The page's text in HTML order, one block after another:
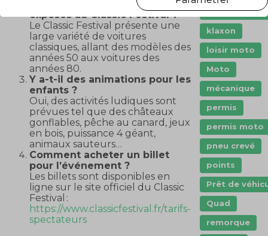
Quels types de voitures sont
exposés au Classic Festival ?
Le Classic Festival présente une
large variété de voitures
classiques, allant des modèles des
années 50 aux voitures des
années 80.
Y a-t-il des animations pour les
enfants ?
Oui, des activités ludiques sont
prévues tel que des châteaux
gonflables, pêche au canard, jeux
en bois, puissance 4 géant,
animaux sauteurs…
Comment acheter un billet
pour l’événement ?
Les billets sont disponibles en
ligne sur le site officiel du Classic
Festival :
https://www.classicfestival.fr/tarifs-
spectateurs
jeune permis
klaxon
loisir moto
Moto
mécanique
permis
permis moto
pneu crevé
points
Prêt de
Quad
remorque